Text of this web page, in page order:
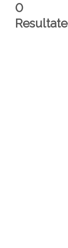
0
Resultate